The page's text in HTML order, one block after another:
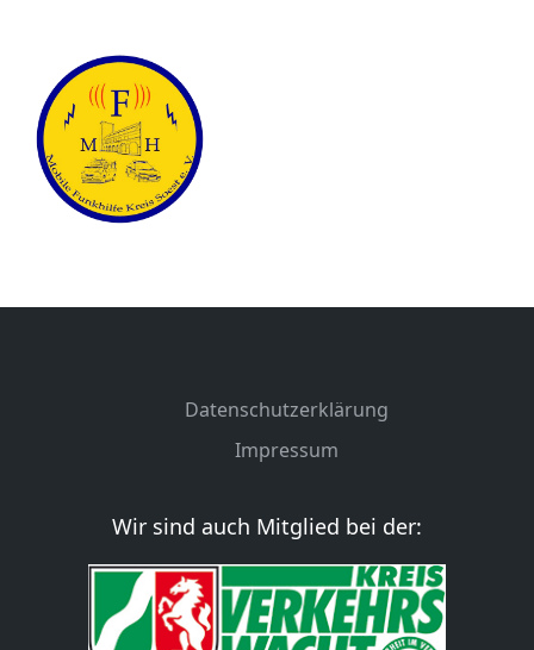
Datenschutzerklärung
Impressum
Wir sind auch Mitglied bei der: